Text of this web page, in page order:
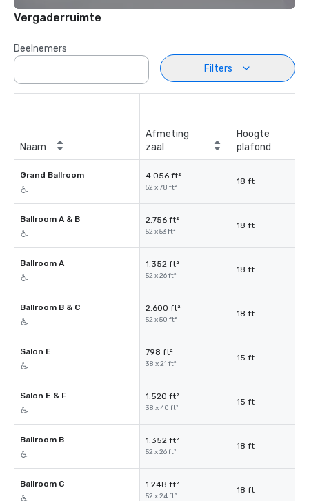
Vergaderruimte
Deelnemers
Filters
Naam
Afmeting
zaal
Hoogte
plafond
Grand Ballroom 4.056 ft²
52 x 78 ft²
18 ft
Ballroom A & B 2.756 ft²
52 x 53 ft²
18 ft
Ballroom A 1.352 ft²
52 x 26 ft²
18 ft
Ballroom B & C 2.600 ft²
52 x 50 ft²
18 ft
Salon E 798 ft²
38 x 21 ft²
15 ft
Salon E & F 1.520 ft²
38 x 40 ft²
15 ft
Ballroom B 1.352 ft²
52 x 26 ft²
18 ft
Ballroom C 1.248 ft²
52 x 24 ft²
18 ft